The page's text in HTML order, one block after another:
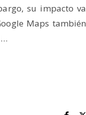
su impacto va
Maps también